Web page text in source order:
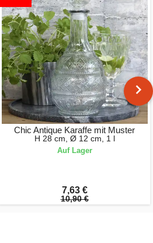
Chic Antique Karaffe mit Muster
H 28 cm, Ø 12 cm, 1 l
Auf Lager
7,63 €
10,90 €